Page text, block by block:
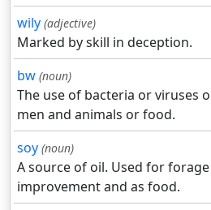
wily (adjective)
Marked by skill in deception.
bw (noun)
The use of bacteria or viruses
men and animals or food.
soy (noun)
A source of oil. Used for
improvement and as food.